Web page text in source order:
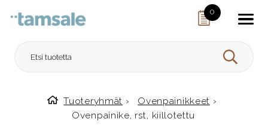
0
HAE
Etusivulle
Tuoteryhmät › Ovenpainikkeet ›
Ovenpainike, rst, kiillotettu